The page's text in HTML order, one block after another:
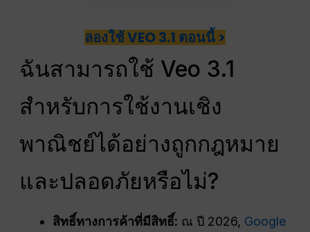
ลองใช้ VEO 3.1 ตอนนี้ >
ฉันสามารถใช้ Veo 3.1
สำหรับการใช้งานเชิง
พาณิชย์ได้อย่างถูกกฎหมาย
และปลอดภัยหรือไม่?
สิทธิ์ทางการค้าที่มีสิทธิ์: ณ ปี 2026, Google